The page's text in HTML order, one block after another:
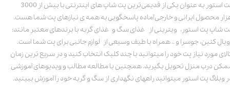
پت استور به عنوان یکی از قدیمی‌ترین پت شاپ های اینترنتی با بیش از 3000
محصول ایرانی و خارجی آماده پاسخگویی به همه ی نیازهای پت شما هست.
شاپ پت استور، ویترینی از غذای سگ و غذای گربه با برندهای معتبر مانند:
کنین، جوسرا و .. همراه با طیف وسیعی از لوازم جانبی برای پت شما است.
مورد نیاز پت خود را میتوانید با چند کلیک انتخاب کنید و در سریع ترین زمان
درب منزل تحویل بگیرید. همچنین با مطالعه مطالب و ویدیوهای آموزشی
وبلاگ پت استور میتوانید راههای نگهداری از سگ و گربه خود را آموزش ببینید.